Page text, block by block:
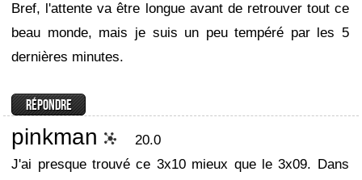
Bref, l'attente va être longue avant de retrouver tout ce
beau monde, mais je suis un peu tempéré par les 5
dernières minutes.
pinkman
20.0
J'ai presque trouvé ce 3x10 mieux que le 3x09. Dans